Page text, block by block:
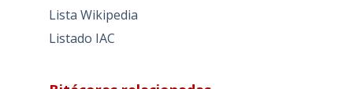
Lista Wikipedia
Listado IAC